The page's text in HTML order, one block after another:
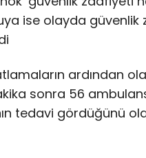
ise olayda güvenlik
ardından
sonra 56
tedavi gördüğünü